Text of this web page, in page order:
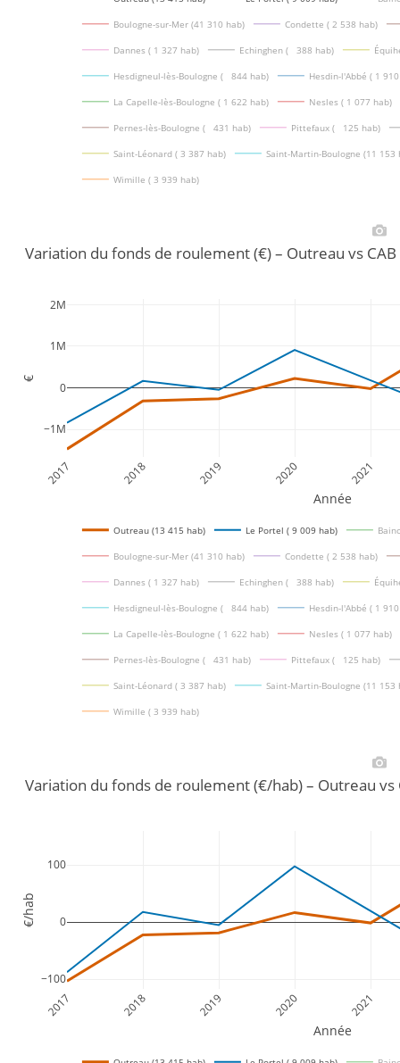
Boulogne-sur-Mer (41 310 hab) Condette ( 2 538 hab)
Dannes ( 1 327 hab) Echinghen (   388 hab)
Hesdigneul-lès-Boulogne (   844 hab) Hesdin-l'Abbé ( 1
La Capelle-lès-Boulogne ( 1 622 hab) Nesles ( 1 077 hab)
Pernes-lès-Boulogne (   431 hab) Pittefaux (   125 hab)
Saint-Léonard ( 3 387 hab) Saint-Martin-Boulogne (11 153
Wimille ( 3 939 hab)
2017 2018 2019 2020 2021
−1M
0
1M
2M
Outreau (13 415 hab) Le Portel ( 9 009 hab)
Boulogne-sur-Mer (41 310 hab) Condette ( 2 538 hab)
Dannes ( 1 327 hab) Echinghen (   388 hab)
Hesdigneul-lès-Boulogne (   844 hab) Hesdin-l'Abbé ( 1
La Capelle-lès-Boulogne ( 1 622 hab) Nesles ( 1 077 hab)
Pernes-lès-Boulogne (   431 hab) Pittefaux (   125 hab)
Saint-Léonard ( 3 387 hab) Saint-Martin-Boulogne (11 153
Wimille ( 3 939 hab)
Variation du fonds de roulement (€) – Outreau vs
Année
€
2017 2018 2019 2020 2021
−100
0
100
Variation du fonds de roulement (€/hab) – Outreau vs
Année
€/hab